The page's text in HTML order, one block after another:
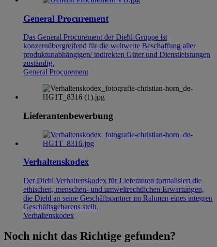
General Procurement
Das General Procurement der Diehl-Gruppe ist
konzernübergreifend für die weltweite Beschaffung aller
produktunabhängigen/ indirekten Güter und Dienstleistungen
zuständig.
General Procurement
Lieferantenbewerbung
Verhaltenskodex
Der Diehl Verhaltenskodex für Lieferanten formalisiert die
ethischen, menschen- und umweltrechtlichen Erwartungen,
die Diehl an seine Geschäftspartner im Rahmen eines integren
Geschäftsgebarens stellt.
Verhaltenskodex
Noch nicht das Richtige gefunden?